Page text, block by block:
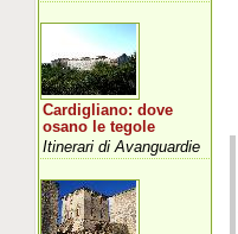
Cardigliano: dove
osano le tegole
Itinerari di Avanguardie